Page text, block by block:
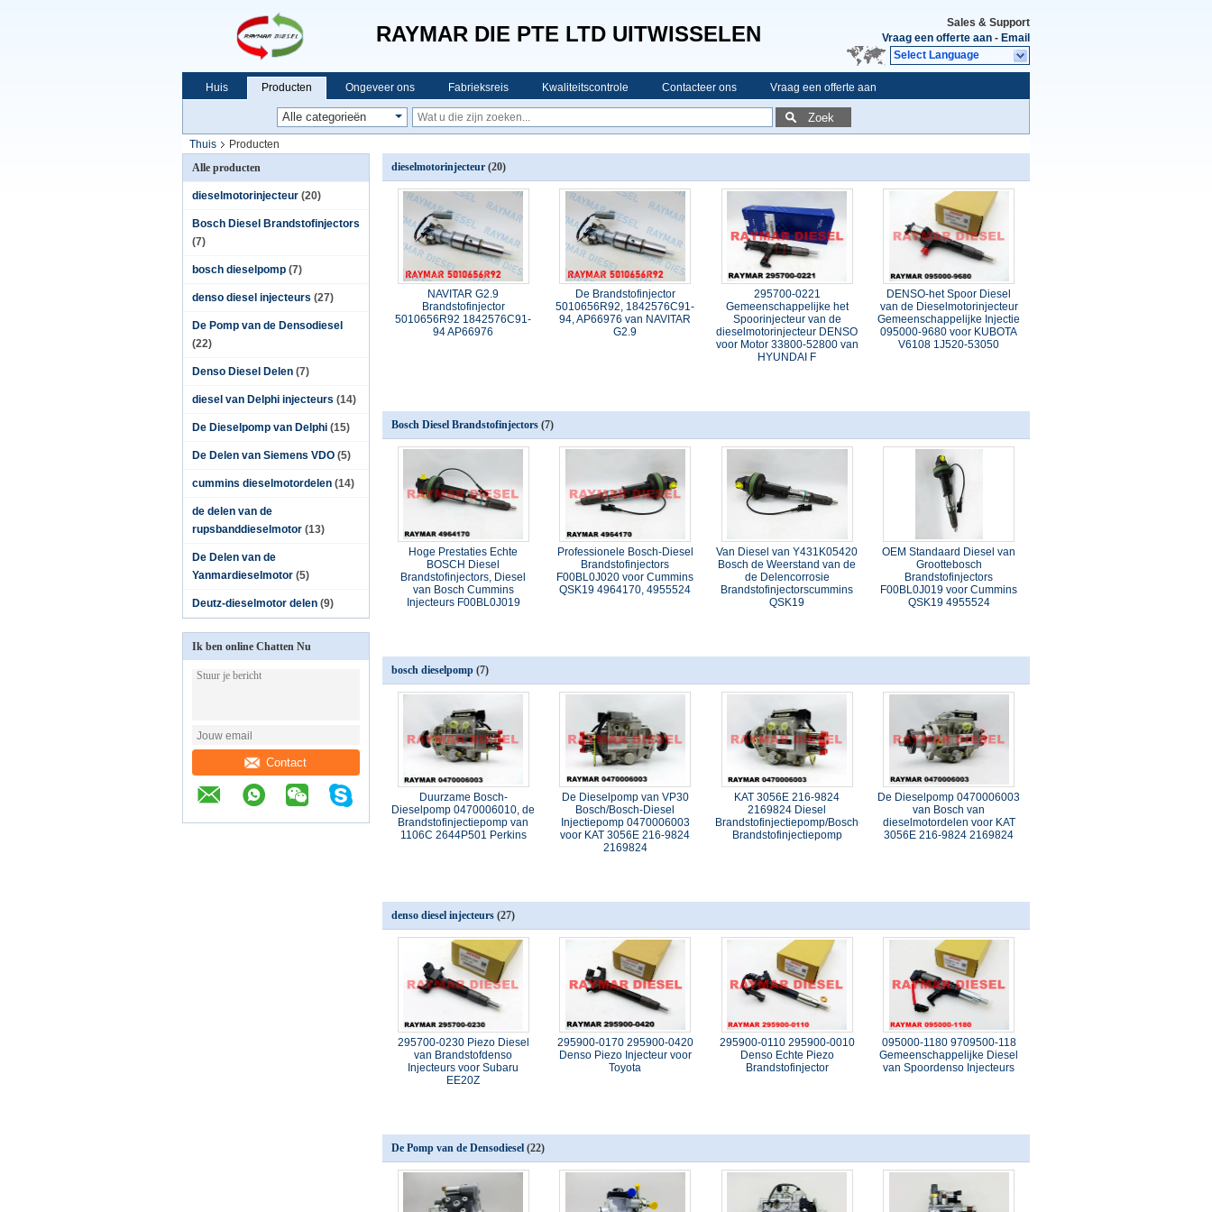
RAYMAR DIE PTE LTD UITWISSELEN
Sales & Support
Vraag een offerte aan - Email
Select Language
Huis Producten Ongeveer ons Fabrieksreis Kwaliteitscontrole Contacteer ons Vraag een offerte aan
Zoek
Thuis
Producten
Alle producten
dieselmotorinjecteur (20)
Bosch Diesel Brandstofinjectors
(7)
bosch dieselpomp (7)
denso diesel injecteurs (27)
De Pomp van de Densodiesel
(22)
Denso Diesel Delen (7)
diesel van Delphi injecteurs (14)
De Dieselpomp van Delphi (15)
De Delen van Siemens VDO (5)
cummins dieselmotordelen (14)
de delen van de
rupsbanddieselmotor (13)
De Delen van de
Yanmardieselmotor (5)
Deutz-dieselmotor delen (9)
Ik ben online Chatten Nu
Contact
dieselmotorinjecteur (20)
NAVITAR G2.9
Brandstofinjector
5010656R92 1842576C91-
94 AP66976
De Brandstofinjector
5010656R92, 1842576C91-
94, AP66976 van NAVITAR
G2.9
295700-0221
Gemeenschappelijke het
Spoorinjecteur van de
dieselmotorinjecteur DENSO
voor Motor 33800-52800 van
HYUNDAI F
DENSO-het Spoor Diesel
van de Dieselmotorinjecteur
Gemeenschappelijke Injectie
095000-9680 voor KUBOTA
V6108 1J520-53050
Bosch Diesel Brandstofinjectors (7)
Hoge Prestaties Echte
BOSCH Diesel
Brandstofinjectors, Diesel
van Bosch Cummins
Injecteurs F00BL0J019
Professionele Bosch-Diesel
Brandstofinjectors
F00BL0J020 voor Cummins
QSK19 4964170, 4955524
Van Diesel van Y431K05420
Bosch de Weerstand van de
de Delencorrosie
Brandstofinjectorscummins
QSK19
OEM Standaard Diesel van
Groottebosch
Brandstofinjectors
F00BL0J019 voor Cummins
QSK19 4955524
bosch dieselpomp (7)
Duurzame Bosch-
Dieselpomp 0470006010, de
Brandstofinjectiepomp van
1106C 2644P501 Perkins
De Dieselpomp van VP30
Bosch/Bosch-Diesel
Injectiepomp 0470006003
voor KAT 3056E 216-9824
2169824
KAT 3056E 216-9824
2169824 Diesel
Brandstofinjectiepomp/Bosch-
Brandstofinjectiepomp
De Dieselpomp 0470006003
van Bosch van
dieselmotordelen voor KAT
3056E 216-9824 2169824
denso diesel injecteurs (27)
295700-0230 Piezo Diesel
van Brandstofdenso
Injecteurs voor Subaru
EE20Z
295900-0170 295900-0420
Denso Piezo Injecteur voor
Toyota
295900-0110 295900-0010
Denso Echte Piezo
Brandstofinjector
095000-1180 9709500-118
Gemeenschappelijke Diesel
van Spoordenso Injecteurs
De Pomp van de Densodiesel (22)